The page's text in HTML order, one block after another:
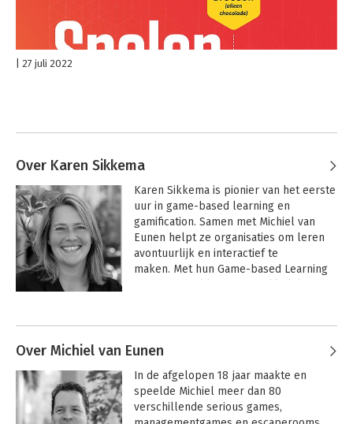
27 juli 2022
Over Karen Sikkema
Karen Sikkema is pionier van het eerste
uur in game-based learning en
gamification. Samen met Michiel van
Eunen helpt ze organisaties om leren
avontuurlijk en interactief te
maken. Met hun Game-based Learning
Over Michiel van Eunen
In de afgelopen 18 jaar maakte en
speelde Michiel meer dan 80
verschillende serious games,